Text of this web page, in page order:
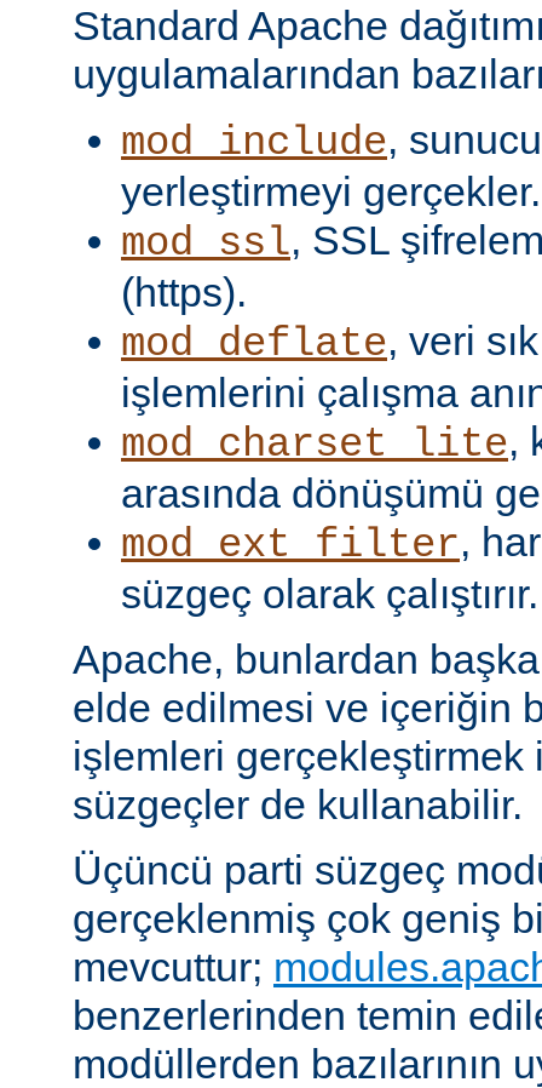
Standard Apache
uygulamalarından
mod_include,
yerleştirmeyi gerçekler.
mod_ssl, SSL
(https).
mod_deflate, veri
işlemlerini çalışma
mod_charset_lite,
arasında dönüşümü
mod_ext_filter,
süzgeç olarak çalıştırır.
Apache, bunlardan
elde edilmesi ve içeriğin
işlemleri gerçekleştirmek
süzgeçler de kullanabilir.
Üçüncü parti süzgeç
gerçeklenmiş çok geniş
mevcuttur;
benzerlerinden temin
modüllerden bazılarının